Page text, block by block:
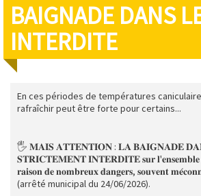
BAIGNADE DANS
INTERDITE
En ces périodes de températures
rafraîchir peut être forte pour certains...
🖐️ 𝐌𝐀𝐈𝐒 𝐀𝐓𝐓𝐄𝐍𝐓𝐈𝐎𝐍 : 𝐋𝐀 𝐁𝐀𝐈𝐆𝐍𝐀𝐃𝐄
𝐒𝐓𝐑𝐈𝐂𝐓𝐄𝐌𝐄𝐍𝐓 𝐈𝐍𝐓𝐄𝐑𝐃𝐈𝐓𝐄 𝐬𝐮𝐫 𝐥'𝐞𝐧𝐬𝐞𝐦𝐛𝐥𝐞
𝐫𝐚𝐢𝐬𝐨𝐧 𝐝𝐞 𝐧𝐨𝐦𝐛𝐫𝐞𝐮𝐱 𝐝𝐚𝐧𝐠𝐞𝐫𝐬, 𝐬𝐨𝐮𝐯𝐞𝐧𝐭
(arrêté municipal du 24/06/2026).